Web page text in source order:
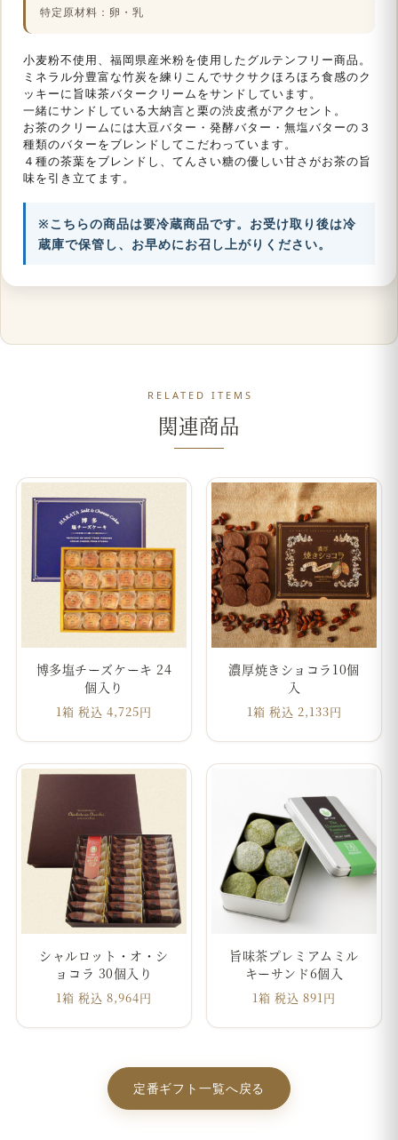
特定原材料：卵・乳
小麦粉不使用、福岡県産米粉を使用したグルテンフリー商品。
ミネラル分豊富な竹炭を練りこんでサクサクほろほろ食感のク
ッキーに旨味茶バタークリームをサンドしています。
一緒にサンドしている大納言と栗の渋皮煮がアクセント。
お茶のクリームには大豆バター・発酵バター・無塩バターの３
種類のバターをブレンドしてこだわっています。
４種の茶葉をブレンドし、てんさい糖の優しい甘さがお茶の旨
味を引き立てます。
※こちらの商品は要冷蔵商品です。お受け取り後は冷
蔵庫で保管し、お早めにお召し上がりください。
RELATED ITEMS
関連商品
博多塩チーズケーキ 24
個入り
1箱 税込 4,725円
濃厚焼きショコラ10個
入
1箱 税込 2,133円
シャルロット・オ・シ
ョコラ 30個入り
1箱 税込 8,964円
旨味茶プレミアムミル
キーサンド6個入
1箱 税込 891円
定番ギフト一覧へ戻る